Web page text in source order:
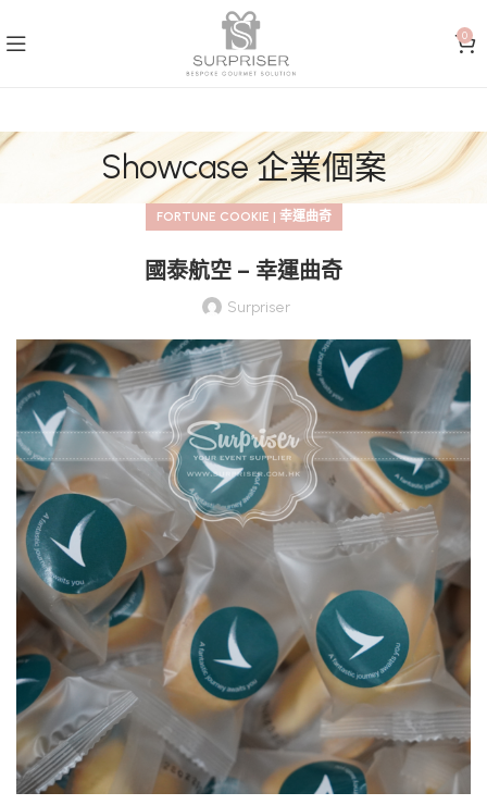
0
Showcase 企業個案
FORTUNE COOKIE | 幸運曲奇
國泰航空 – 幸運曲奇
Surpriser